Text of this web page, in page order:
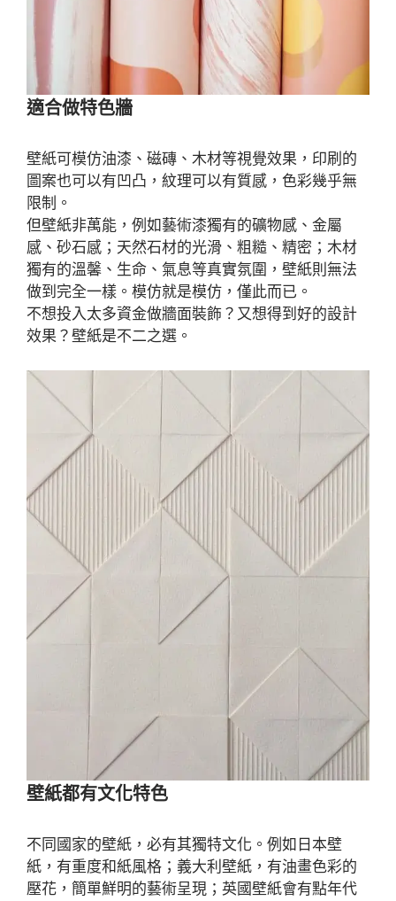
適合做特色牆
壁紙可模仿油漆、磁磚、木材等視覺效果，印刷的
圖案也可以有凹凸，紋理可以有質感，色彩幾乎無
限制。
但壁紙非萬能，例如藝術漆獨有的礦物感、金屬
感、砂石感；天然石材的光滑、粗糙、精密；木材
獨有的溫馨、生命、氣息等真實氛圍，壁紙則無法
做到完全一樣。模仿就是模仿，僅此而已。
不想投入太多資金做牆面裝飾？又想得到好的設計
效果？壁紙是不二之選。
壁紙都有文化特色
不同國家的壁紙，必有其獨特文化。例如日本壁
紙，有重度和紙風格；義大利壁紙，有油畫色彩的
壓花，簡單鮮明的藝術呈現；英國壁紙會有點年代